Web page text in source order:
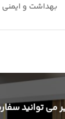
بهداشت و ایمنی
می توانید